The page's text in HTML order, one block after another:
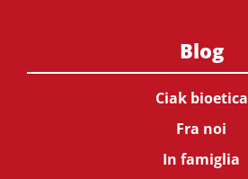
Blog
Ciak bioetica
Fra noi
In famiglia